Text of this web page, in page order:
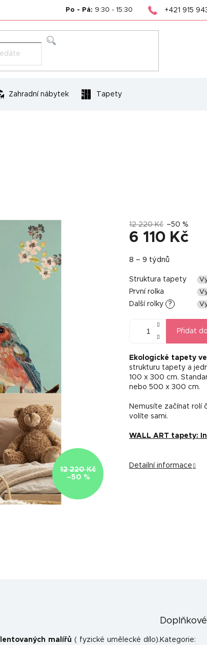
Po - Pá: 9:30 - 15:30 +421 915
Zahradní nábytek Tapety
12 220 Kč
–50 %
12 220 Kč –50 %
6 110 Kč
cena:
8 – 9 týdnů
Struktura tapety
První rolka
Další rolky
?
Přidat
Ekologické tapety
strukturu tapety a
100 x 300 cm.
nebo 500 x 300 cm.
Nemusíte začínat rolí
volíte sami.
WALL ART tapety:
Detailní informace
malířů ( fyzické umělecké dílo). Kategorie: